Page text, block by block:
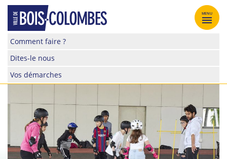
Skip
content
Site
de
la
Bois-
Colombes
Comment faire ?
Dites-le nous
Vos démarches
MENU